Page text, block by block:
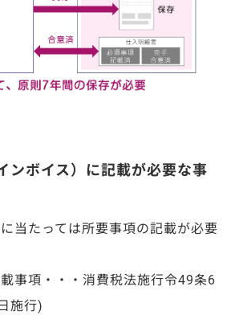
ンボイス）に記載が必要な事
当たっては所要事項の記載が必要
事項・・・消費税法施行令49条6
施行)